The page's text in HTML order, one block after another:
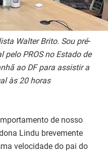
Walter Brito. Sou pré-
PROS no Estado de
ao DF para assistir a
às 20 horas
de nosso
Lindu brevemente
velocidade do pai do